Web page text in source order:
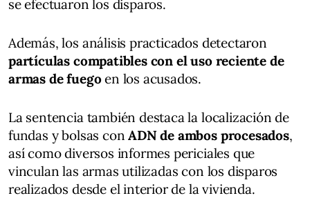
se efectuaron los disparos.
Además, los análisis practicados detectaron
partículas compatibles con el uso reciente de
armas de fuegoen los acusados.
La sentencia también destaca la localización de
fundas y bolsas conADN de ambos procesados,
así como diversos informes periciales que
vinculan las armas utilizadas con los disparos
realizados desde el interior de la vivienda.